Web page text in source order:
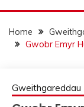
Home
Gwobr Emyr
Gweithgareddau